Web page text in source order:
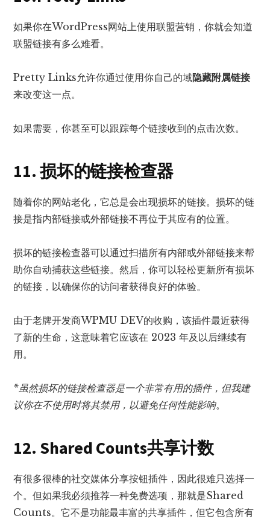
如果你在WordPress网站上使用联盟营销，你就会知道
联盟链接有多么难看。
Pretty Links允许你通过使用你自己的域隐藏附属链接
来改变这一点。
如果需要，你甚至可以跟踪每个链接收到的点击次数。
11. 损坏的链接检查器
随着你的网站老化，它总是会出现损坏的链接。损坏的链
接是指内部链接或外部链接不再位于其应有的位置。
损坏的链接检查器可以通过扫描所有内部或外部链接来帮
助你自动捕获这些链接。然后，你可以轻松更新所有损坏
的链接，以确保你的访问者获得良好的体验。
由于老牌开发商WPMU DEV的收购，该插件最近获得
了新的生命，这意味着它应该在 2023 年及以后继续有
用。
*虽然损坏的链接检查器是一个非常有用的插件，但我建
议你在不使用时将其禁用，以避免任何性能影响。
12. Shared Counts共享计数
有很多很棒的社交媒体分享按钮插件，因此很难只选择一
个。但如果我必须推荐一种免费选项，那就是Shared
Counts。它不是功能最丰富的共享插件，但它包含所有